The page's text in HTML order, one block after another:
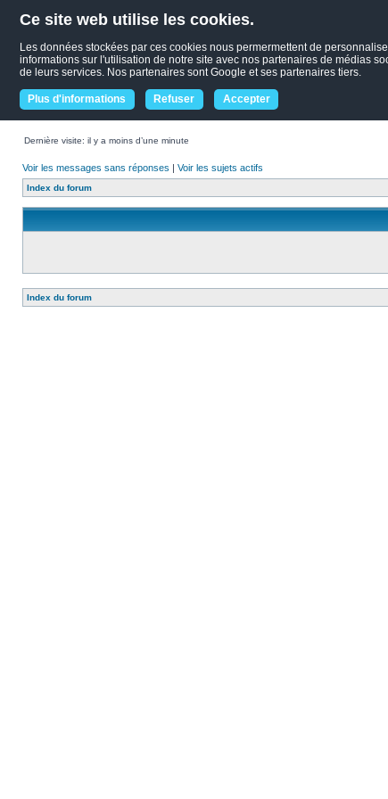
Ce site web utilise les cookies.
Les données stockées par ces cookies nous permermettent de
informations sur l'utilisation de notre site avec nos partenaires de médias
de leurs services. Nos partenaires sont Google et ses partenaires tiers.
Plus d'informations Refuser Accepter
Dernière visite: il y a moins d’une minute
Voir les messages sans réponses | Voir les sujets actifs
Index du forum
Index du forum